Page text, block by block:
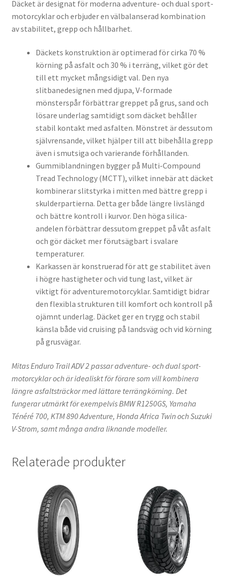
Däcket är designat för moderna adventure- och dual sport-
motorcyklar och erbjuder en välbalanserad kombination
av stabilitet, grepp och hållbarhet.
Däckets konstruktion är optimerad för cirka 70 %
körning på asfalt och 30 % i terräng, vilket gör det
till ett mycket mångsidigt val. Den nya
slitbanedesignen med djupa, V-formade
mönsterspår förbättrar greppet på grus, sand och
lösare underlag samtidigt som däcket behåller
stabil kontakt med asfalten. Mönstret är dessutom
självrensande, vilket hjälper till att bibehålla grepp
även i smutsiga och varierande förhållanden.
Gummiblandningen bygger på Multi-Compound
Tread Technology (MCTT), vilket innebär att däcket
kombinerar slitstyrka i mitten med bättre grepp i
skulderpartierna. Detta ger både längre livslängd
och bättre kontroll i kurvor. Den höga silica-
andelen förbättrar dessutom greppet på våt asfalt
och gör däcket mer förutsägbart i svalare
temperaturer.
Karkassen är konstruerad för att ge stabilitet även
i högre hastigheter och vid tung last, vilket är
viktigt för adventuremotorcyklar. Samtidigt bidrar
den flexibla strukturen till komfort och kontroll på
ojämnt underlag. Däcket ger en trygg och stabil
känsla både vid cruising på landsväg och vid körning
på grusvägar.
Mitas Enduro Trail ADV 2 passar adventure- och dual sport-
motorcyklar och är idealiskt för förare som vill kombinera
längre asfaltsträckor med lättare terrängkörning. Det
fungerar utmärkt för exempelvis BMW R1250GS, Yamaha
Ténéré 700, KTM 890 Adventure, Honda Africa Twin och Suzuki
V-Strom, samt många andra liknande modeller.
Relaterade produkter